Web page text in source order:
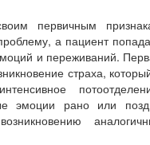
первичным
а пациент
и переживаний.
страха,
эмоции рано или